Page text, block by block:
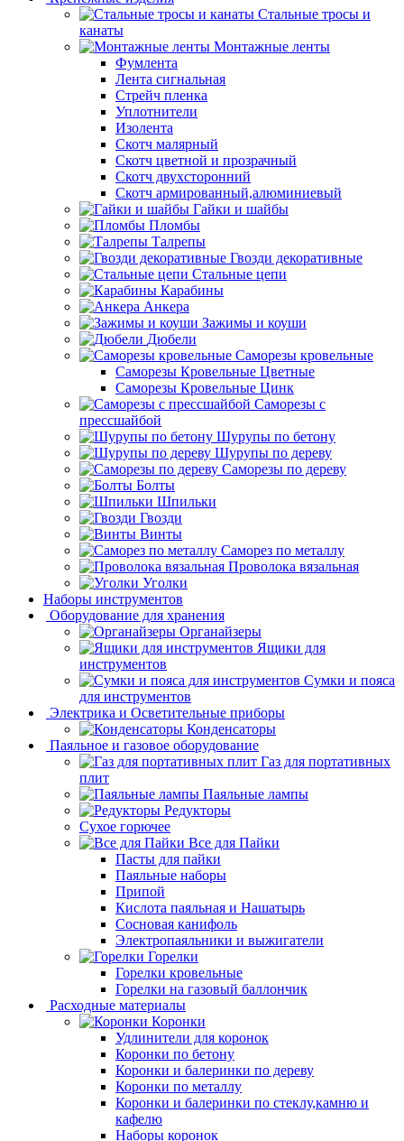
Стальные тросы и
канаты
Монтажные ленты
Фумлента
Лента сигнальная
Стрейч пленка
Уплотнители
Изолента
Скотч малярный
Скотч цветной и прозрачный
Скотч двухсторонний
Скотч армированный,алюминиевый
Гайки и шайбы
Пломбы
Талрепы
Гвозди декоративные
Стальные цепи
Карабины
Анкера
Зажимы и коуши
Дюбели
Саморезы кровельные
Саморезы Кровельные Цветные
Саморезы Кровельные Цинк
Саморезы с
прессшайбой
Шурупы по бетону
Шурупы по дереву
Саморезы по дереву
Болты
Шпильки
Гвозди
Винты
Саморез по металлу
Проволока вязальная
Уголки
Наборы инструментов
Оборудование для хранения
Органайзеры
Ящики для
инструментов
Сумки и пояса
для инструментов
Электрика и Осветительные приборы
Конденсаторы
Паяльное и газовое оборудование
Газ для портативных
плит
Паяльные лампы
Редукторы
Сухое горючее
Все для Пайки
Пасты для пайки
Паяльные наборы
Припой
Кислота паяльная и Нашатырь
Сосновая канифоль
Электропаяльники и выжигатели
Горелки
Горелки кровельные
Горелки на газовый баллончик
Расходные материалы
Коронки
Удлинители для коронок
Коронки по бетону
Коронки и балеринки по дереву
Коронки по металлу
Коронки и балеринки по стеклу,камню и
кафелю
Наборы коронок